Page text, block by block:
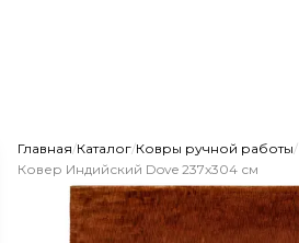
Главная/Каталог/Ковры ручной работы/
Ковер Индийский Dove 237x304 см